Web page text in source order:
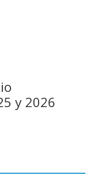
y 2026